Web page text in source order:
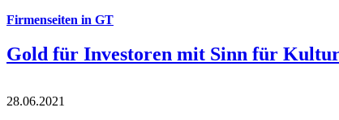
Firmenseiten in GT
Gold für Investoren mit Sinn für
28.06.2021